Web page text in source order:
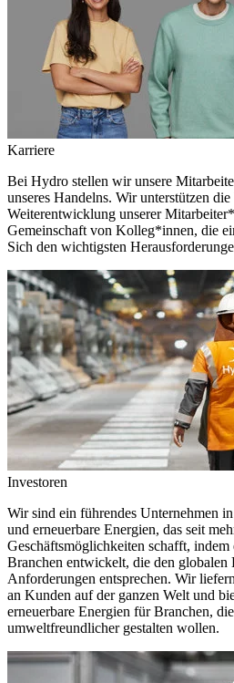
Karriere
Bei Hydro stellen wir unsere
unseres Handelns. Wir unterstützen
Weiterentwicklung unserer
Gemeinschaft von Kolleg*innen, die
Sich den wichtigsten
Investoren
Wir sind ein führendes Unternehmen
und erneuerbare Energien, das seit
Geschäftsmöglichkeiten schafft,
Branchen entwickelt, die den globalen
Anforderungen entsprechen. Wir
an Kunden auf der ganzen Welt und
erneuerbare Energien für Branchen,
umweltfreundlicher gestalten wollen.